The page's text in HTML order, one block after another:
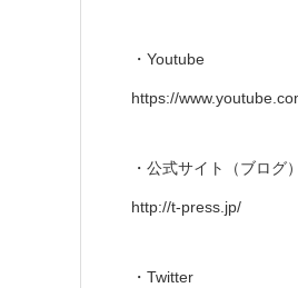
・Youtube
https://
・公式サイト（ブログ）
http://t-press.jp/
・Twitter